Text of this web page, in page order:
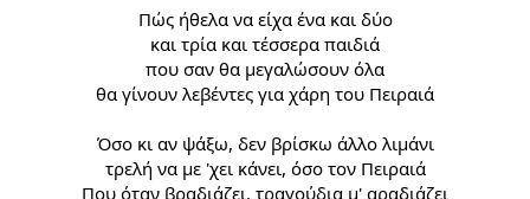
Πώς ήθελα να είχα ένα και δύο
και τρία και τέσσερα παιδιά
που σαν θα μεγαλώσουν όλα
θα γίνουν λεβέντες για χάρη του Πειραιά
Όσο κι αν ψάξω, δεν βρίσκω άλλο λιμάνι
τρελή να με 'χει κάνει, όσο τον Πειραιά
Που όταν βραδιάζει, τραγούδια μ' αραδιάζει